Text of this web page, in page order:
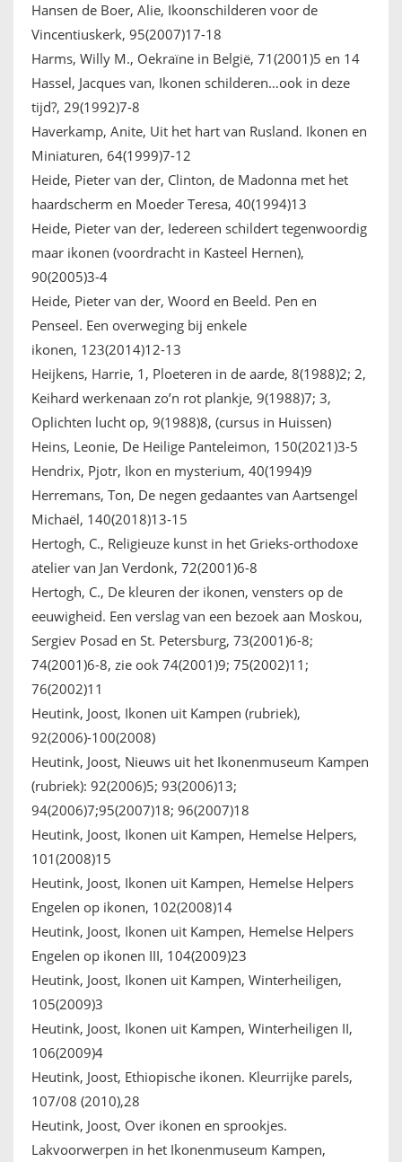
Hansen de Boer, Alie, Ikoonschilderen voor de
Vincentiuskerk, 95(2007)17-18
Harms, Willy M., Oekraïne in België, 71(2001)5 en 14
Hassel, Jacques van, Ikonen schilderen…ook in deze
tijd?, 29(1992)7-8
Haverkamp, Anite, Uit het hart van Rusland. Ikonen en
Miniaturen, 64(1999)7-12
Heide, Pieter van der, Clinton, de Madonna met het
haardscherm en Moeder Teresa, 40(1994)13
Heide, Pieter van der, Iedereen schildert tegenwoordig
maar ikonen (voordracht in Kasteel Hernen),
90(2005)3-4
Heide, Pieter van der, Woord en Beeld. Pen en
Penseel. Een overweging bij enkele
ikonen, 123(2014)12-13
Heijkens, Harrie, 1, Ploeteren in de aarde, 8(1988)2; 2,
Keihard werkenaan zo’n rot plankje, 9(1988)7; 3,
Oplichten lucht op, 9(1988)8, (cursus in Huissen)
Heins, Leonie, De Heilige Panteleimon, 150(2021)3-5
Hendrix, Pjotr, Ikon en mysterium, 40(1994)9
Herremans, Ton, De negen gedaantes van Aartsengel
Michaël, 140(2018)13-15
Hertogh, C., Religieuze kunst in het Grieks-orthodoxe
atelier van Jan Verdonk, 72(2001)6-8
Hertogh, C., De kleuren der ikonen, vensters op de
eeuwigheid. Een verslag van een bezoek aan Moskou,
Sergiev Posad en St. Petersburg, 73(2001)6-8;
74(2001)6-8, zie ook 74(2001)9; 75(2002)11;
76(2002)11
Heutink, Joost, Ikonen uit Kampen (rubriek),
92(2006)-100(2008)
Heutink, Joost, Nieuws uit het Ikonenmuseum Kampen
(rubriek): 92(2006)5; 93(2006)13;
94(2006)7;95(2007)18; 96(2007)18
Heutink, Joost, Ikonen uit Kampen, Hemelse Helpers,
101(2008)15
Heutink, Joost, Ikonen uit Kampen, Hemelse Helpers
Engelen op ikonen, 102(2008)14
Heutink, Joost, Ikonen uit Kampen, Hemelse Helpers
Engelen op ikonen III, 104(2009)23
Heutink, Joost, Ikonen uit Kampen, Winterheiligen,
105(2009)3
Heutink, Joost, Ikonen uit Kampen, Winterheiligen II,
106(2009)4
Heutink, Joost, Ethiopische ikonen. Kleurrijke parels,
107/08 (2010),28
Heutink, Joost, Over ikonen en sprookjes.
Lakvoorwerpen in het Ikonenmuseum Kampen,